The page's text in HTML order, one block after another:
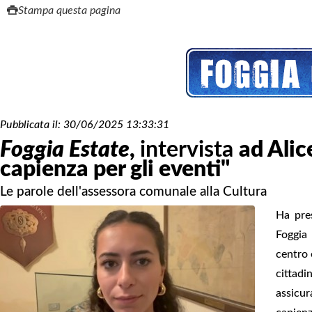
Stampa questa pagina
Pubblicata il: 30/06/2025 13:33:31
Foggia Estate, intervista ad
capienza per gli eventi"
Le parole dell'assessora comunale alla Cultura
Ha
centro